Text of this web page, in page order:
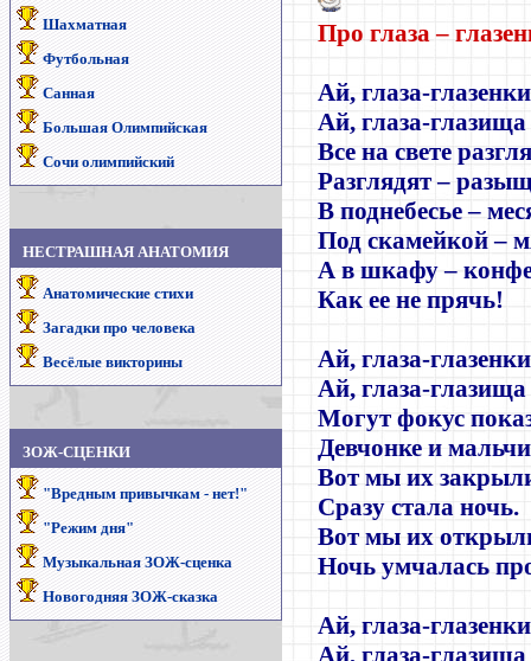
Шахматная
Футбольная
Санная
Большая Олимпийская
Сочи олимпийский
НЕСТРАШНАЯ АНАТОМИЯ
Анатомические стихи
Загадки про человека
Весёлые викторины
ЗОЖ-СЦЕНКИ
"Вредным привычкам - нет!"
"Режим дня"
Музыкальная ЗОЖ-сценка
Новогодняя ЗОЖ-сказка
Про глаза –
Ай, глаза-
Ай, глаза-глазища
Все на свете
Разглядят –
В поднебесье –
Под скамейкой –
А в шкафу –
Как ее не прячь!
Ай, глаза-
Ай, глаза-глазища
Могут фокус
Девчонке и
Вот мы их
Сразу стала ночь.
Вот мы их
Ночь умчалась
Ай, глаза-
Ай, глаза-глазища